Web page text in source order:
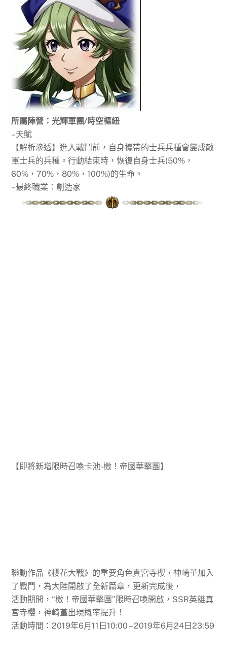
所屬陣營：光輝軍團/時空樞紐
–天賦
【解析滲透】進入戰鬥前，自身攜帶的士兵兵種會變成敵
軍士兵的兵種。行動結束時，恢復自身士兵(50%，
60%，70%，80%，100%)的生命。
–最終職業：創造家
【即將新增限時召喚卡池-檄！帝國華擊團】
聯動作品《櫻花大戰》的重要角色真宮寺櫻，神崎堇加入
了戰鬥，為大陸開啟了全新篇章，更新完成後，
活動期間，“檄！帝國華擊團”限時召喚開啟，SSR英雄真
宮寺櫻，神崎堇出現概率提升！
活動時間：2019年6月11日10:00 – 2019年6月24日23:59